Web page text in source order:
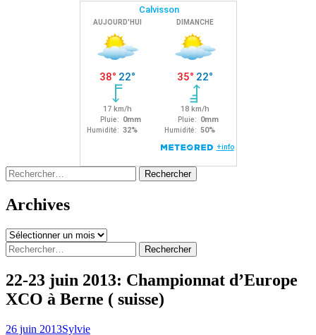
Rechercher :
Archives
Archives
Rechercher :
22-23 juin 2013: Championnat d’Europe
XCO à Berne ( suisse)
26 juin 2013Sylvie